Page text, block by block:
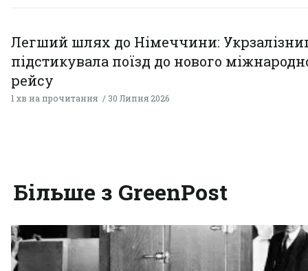
Легший шлях до Німеччини:
підстикувала поїзд до нового
рейсу
1 хв на прочитання 30 Липня 2026
Більше з GreenPost